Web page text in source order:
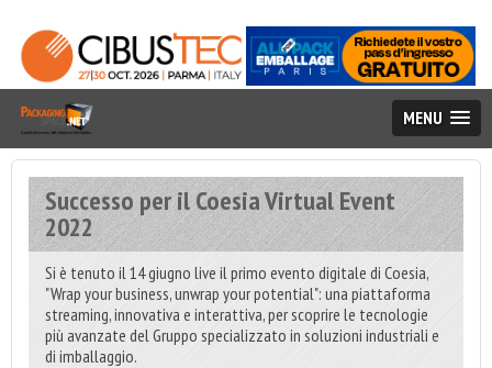
MENU
Successo per il Coesia Virtual Event
2022
Si è tenuto il 14 giugno live il primo evento digitale di Coesia,
"Wrap your business, unwrap your potential": una piattaforma
streaming, innovativa e interattiva, per scoprire le tecnologie
più avanzate del Gruppo specializzato in soluzioni industriali e
di imballaggio.